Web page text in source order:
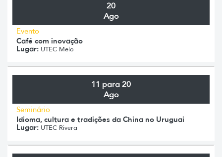
20
Ago
Evento
Café com inovação
Lugar: UTEC Melo
11 para 20
Ago
Seminário
Idioma, cultura e tradições da China no Uruguai
Lugar: UTEC Rivera